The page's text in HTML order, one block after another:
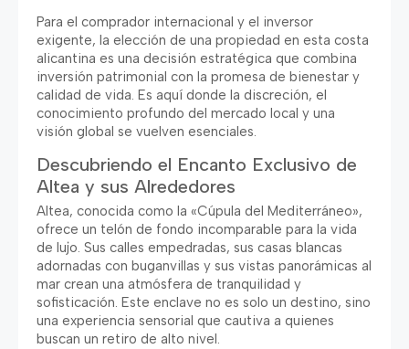
Para el comprador internacional y el inversor
exigente, la elección de una propiedad en esta costa
alicantina es una decisión estratégica que combina
inversión patrimonial con la promesa de bienestar y
calidad de vida. Es aquí donde la discreción, el
conocimiento profundo del mercado local y una
visión global se vuelven esenciales.
Descubriendo el Encanto Exclusivo de
Altea y sus Alrededores
Altea, conocida como la «Cúpula del Mediterráneo»,
ofrece un telón de fondo incomparable para la vida
de lujo. Sus calles empedradas, sus casas blancas
adornadas con buganvillas y sus vistas panorámicas al
mar crean una atmósfera de tranquilidad y
sofisticación. Este enclave no es solo un destino, sino
una experiencia sensorial que cautiva a quienes
buscan un retiro de alto nivel.